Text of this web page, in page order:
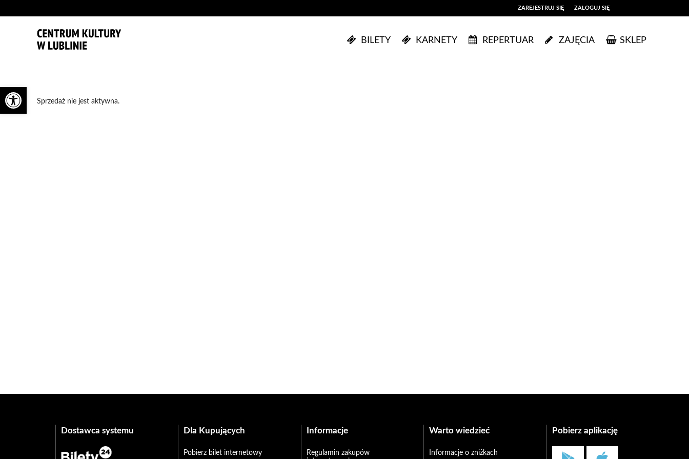
Otwórz pasek narzędzi
ZAREJESTRUJ SIĘ ZALOGUJ SIĘ
0,00
BILETY KARNETY REPERTUAR ZAJĘCIA SKLEP
Sprzedaż nie jest aktywna.
Dostawca systemu Dla Kupujących
Pobierz bilet internetowy
Informacje
Regulamin zakupów
Warto wiedzieć
Informacje o zniżkach
Pobierz aplikację